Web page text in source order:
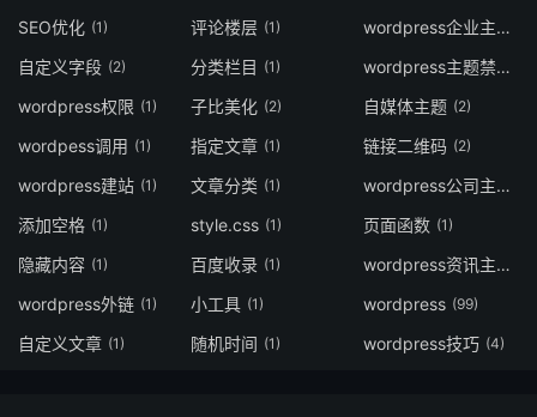
SEO优化 (1) 评论楼层 (1) wordpress企业主题
自定义字段 (2) 分类栏目 (1)
wordpress主题禁用f12
wordpress权限 (1) 子比美化 (2) 自媒体主题 (2)
wordpess调用 (1) 指定文章 (1) 链接二维码 (2)
wordpress建站 (1) 文章分类 (1) wordpress公司主题
添加空格 (1) style.css (1) 页面函数 (1)
隐藏内容 (1) 百度收录 (1) wordpress资讯主题
wordpress外链 (1) 小工具 (1) wordpress (99)
自定义文章 (1) 随机时间 (1) wordpress技巧 (4)